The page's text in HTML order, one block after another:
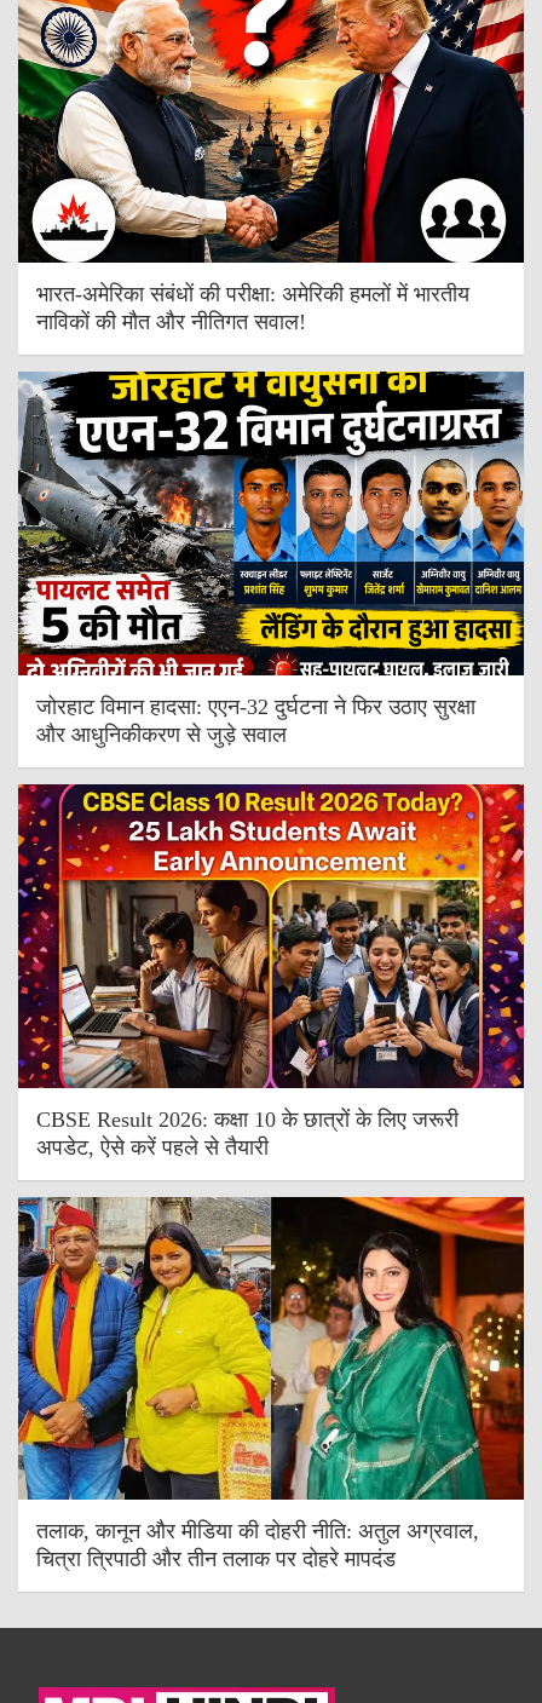
भारत-अमेरिका संबंधों की परीक्षा: अमेरिकी हमलों में भारतीय
नाविकों की मौत और नीतिगत सवाल!
जोरहाट विमान हादसा: एएन-32 दुर्घटना ने फिर उठाए सुरक्षा
और आधुनिकीकरण से जुड़े सवाल
CBSE Result 2026: कक्षा 10 के छात्रों के लिए जरूरी
अपडेट, ऐसे करें पहले से तैयारी
तलाक, कानून और मीडिया की दोहरी नीति: अतुल अग्रवाल,
चित्रा त्रिपाठी और तीन तलाक पर दोहरे मापदंड